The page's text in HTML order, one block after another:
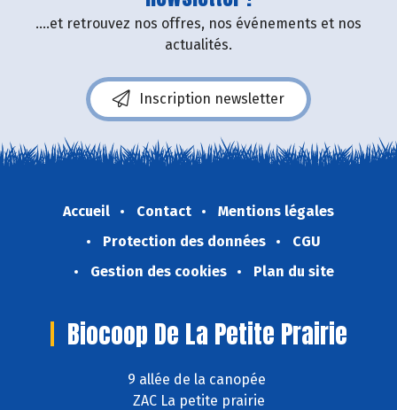
....et retrouvez nos offres, nos événements et nos
actualités.
Inscription newsletter
Accueil Contact
Mentions légales
Protection des données
CGU
Gestion des cookies
Plan du site
Biocoop De La Petite Prairie
9 allée de la canopée
ZAC La petite prairie